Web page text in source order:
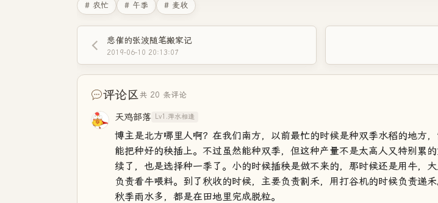
# 农忙 # 午季 # 麦收
悲催的张波随笔搬家记
2019-06-10 20:13:07
评论区共 20 条评论
天鸡部落 Lv1.萍水相逢
博主是北方哪里人啊？在我们南方，以前最忙的时候是种双季水稻的地方
能把种好的秧插上。不过虽然能种双季，但这种产量不是太高人又特别累
续了，也是选择种一季了。小的时候插秧是做不来的，那时候还是用牛，
负责看牛喂料。到了秋收的时候，主要负责割禾，用打谷机的时候负责递
秋季雨水多，都是在田地里完成脱粒。